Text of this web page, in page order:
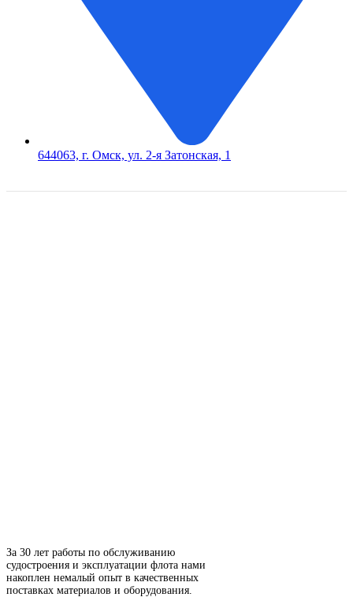
644063, г. Омск, ул. 2-я Затонская, 1
За 30 лет работы по обслуживанию
судостроения и эксплуатации флота нами
накоплен немалый опыт в качественных
поставках материалов и оборудования.